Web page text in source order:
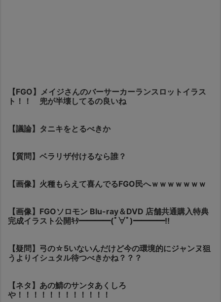
【FGO】メイジさんのバーサーカーランスロットイラス
ト！！ 兜が半壊してるの良いね
【議論】タニキをとるべきか
【質問】ベラリザ付けるなら誰？
【画像】火種もらえて喜んでるFGO民へｗｗｗｗｗｗｗ
【画像】FGOソロモン Blu-ray＆DVD 店舗共通購入特典
完成イラスト公開ｷﾀ━━━━(ﾟ∀ﾟ)━━━━!!
【疑問】弓の☆5いないんだけど今の環境的にジャンヌ狙
うよりイシュタル待つべきかね？？？
【ネタ】あの鯖のサンタあくしろ
や！！！！！！！！！！！！